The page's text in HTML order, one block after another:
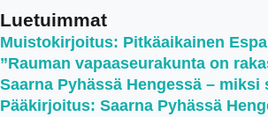
Luetuimmat
Muistokirjoitus: Pitkäaikainen
”Rauman vapaaseurakunta on
Saarna Pyhässä Hengessä –
Pääkirjoitus: Saarna Pyhässä